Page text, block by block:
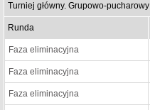
Turniej główny. Grupowo-pucharowy
Runda
Faza eliminacyjna
Faza eliminacyjna
Faza eliminacyjna